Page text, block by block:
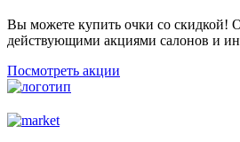
Вы можете купить очки со скидкой!
действующими акциями салонов и
Посмотреть акции